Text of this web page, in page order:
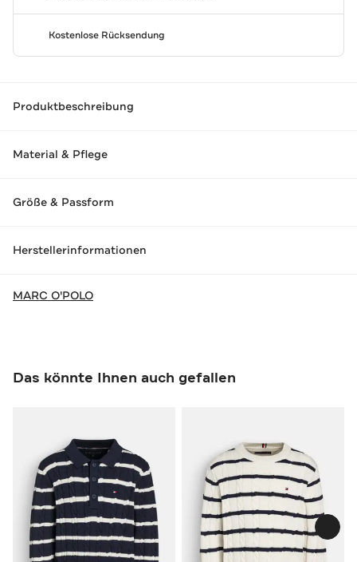
Kostenlose Rücksendung
Produktbeschreibung
Material & Pflege
Größe & Passform
Herstellerinformationen
MARC O'POLO
Das könnte Ihnen auch gefallen